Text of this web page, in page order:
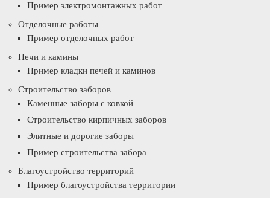
Пример электромонтажных работ
Отделочные работы
Пример отделочных работ
Печи и камины
Пример кладки печей и каминов
Строительство заборов
Каменные заборы с ковкой
Строительство кирпичных заборов
Элитные и дорогие заборы
Пример строительства забора
Благоустройство территорий
Пример благоустройства территории